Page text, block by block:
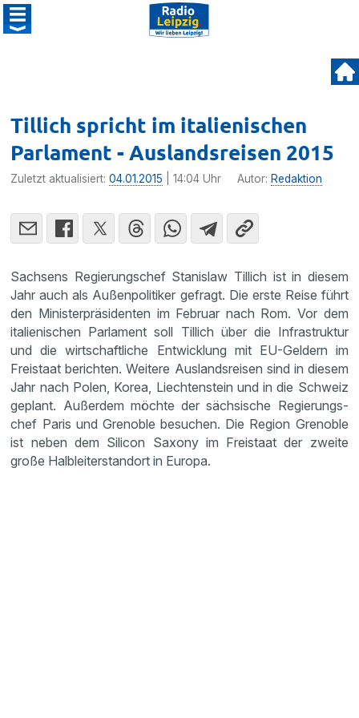
Tillich spricht im italienischen
Parlament - Auslandsreisen 2015
Zuletzt aktualisiert:04.01.2015 | 14:04 Uhr Autor: Redaktion
Sachsens Regie­rungs­chef Stanislaw Tillich ist in diesem
Jahr auch als Außen­po­li­tiker gefragt. Die erste Reise führt
den Minis­ter­prä­si­denten im Februar nach Rom. Vor dem
italie­ni­schen Parla­ment soll Tillich über die Infra­struktur
und die wirtschaft­liche Entwick­lung mit EU-Geldern im
Freistaat berichten. Weitere Auslands­reisen sind in diesem
Jahr nach Polen, Korea, Liech­ten­stein und in die Schweiz
geplant. Außerdem möchte der sächsi­sche Regie­rungs­
chef Paris und Grenoble besuchen. Die Region Grenoble
ist neben dem Silicon Saxony im Freistaat der zweite
große Halblei­ter­standort in Europa.